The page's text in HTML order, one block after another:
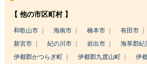
【 他の市区町村 】
和歌山市 海南市 橋本市 有田市
新宮市
紀の川市 岩出市
海草郡紀
伊都郡かつらぎ町
伊都郡九度山町
伊